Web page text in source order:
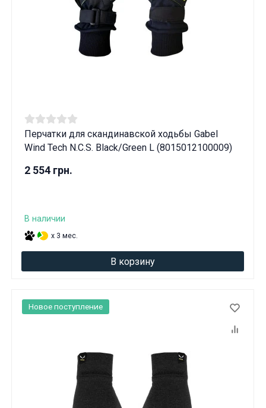
Перчатки для скандинавской ходьбы Gabel
Wind Tech N.C.S. Black/Green L (8015012100009)
2 554 грн.
В наличии
x 3 мес.
В корзину
Новое поступление